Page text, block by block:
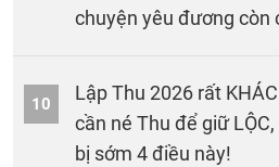
chuyện yêu đương
10
Lập Thu 2026 rất
cần né Thu để giữ
bị sớm 4 điều này!